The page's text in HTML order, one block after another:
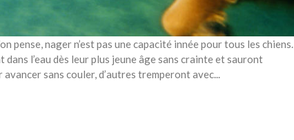
pense, nager n’est pas une capacité innée pour tous les chiens.
l’eau dès leur plus jeune âge sans crainte et sauront
avancer sans couler, d’autres tremperont avec...